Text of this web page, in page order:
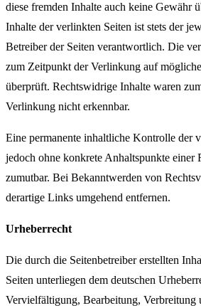
diese fremden Inhalte auch keine Gewähr
Inhalte der verlinkten Seiten ist stets der
Betreiber der Seiten verantwortlich. Die
zum Zeitpunkt der Verlinkung auf
überprüft. Rechtswidrige Inhalte waren
Verlinkung nicht erkennbar.
Eine permanente inhaltliche Kontrolle der
jedoch ohne konkrete Anhaltspunkte einer
zumutbar. Bei Bekanntwerden von
derartige Links umgehend entfernen.
Urheberrecht
Die durch die Seitenbetreiber erstellten
Seiten unterliegen dem deutschen
Vervielfältigung, Bearbeitung, Verbreitung